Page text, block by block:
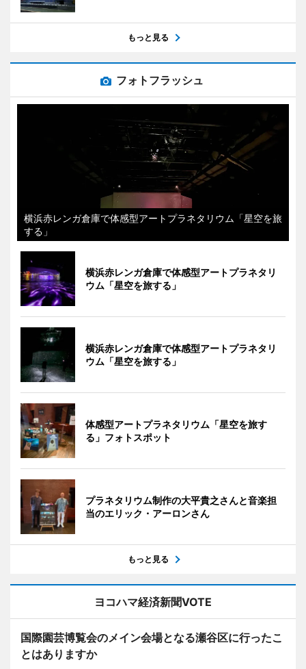
もっと見る
フォトフラッシュ
横浜赤レンガ倉庫で体感型アートプラネタリウム「星空を旅
する」
横浜赤レンガ倉庫で体感型アートプラネタリ
ウム「星空を旅する」
横浜赤レンガ倉庫で体感型アートプラネタリ
ウム「星空を旅する」
体感型アートプラネタリウム「星空を旅す
る」フォトスポット
プラネタリウム制作の大平貴之さんと音楽担
当のエリック・アーロンさん
もっと見る
ヨコハマ経済新聞VOTE
国際園芸博覧会のメイン会場となる瀬谷区に行ったこ
とはありますか